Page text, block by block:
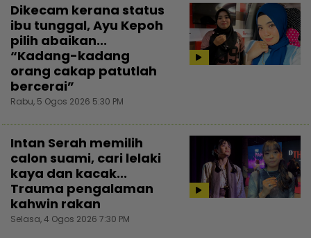
Dikecam kerana status
ibu tunggal, Ayu Kepoh
pilih abaikan...
“Kadang-kadang
orang cakap patutlah
bercerai”
Rabu, 5 Ogos 2026 5:30 PM
Intan Serah memilih
calon suami, cari lelaki
kaya dan kacak...
Trauma pengalaman
kahwin rakan
Selasa, 4 Ogos 2026 7:30 PM